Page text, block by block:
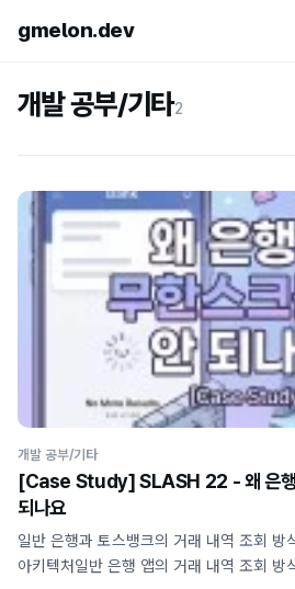
gmelon.dev
개발 공부/기타2
개발 공부/기타
[Case Study] SLASH 22 - 왜 은행
되나요
일반 은행과 토스뱅크의 거래 내역 조회 방
아키텍처일반 은행 앱의 거래 내역 조회 방